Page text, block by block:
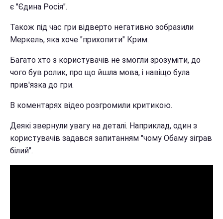
є "Єдина Росія".
Також під час гри відверто негативно зобразили
Меркель, яка хоче "прихопити" Крим.
Багато хто з користувачів не змогли зрозуміти, до
чого був ролик, про що йшла мова, і навіщо була
прив'язка до гри.
В коментарях відео розгромили критикою.
Деякі звернули увагу на деталі. Наприклад, один з
користувачів задався запитанням "чому Обаму зіграв
білий".